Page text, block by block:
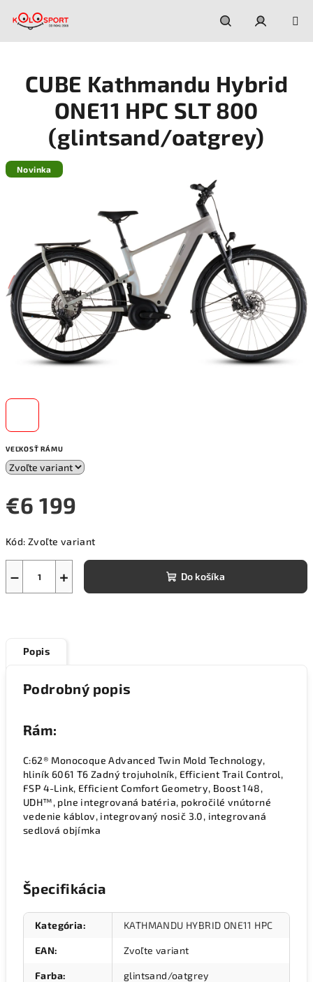
Hľadať
VEĽKOSŤ RÁMU
€6 199
cena:
Kód: Zvoľte variant
+
− Do košíka
CUBE Kathmandu Hybrid
ONE11 HPC SLT 800
(glintsand/oatgrey)
Novinka
Popis
Podrobný popis
Rám:
C:62® Monocoque Advanced Twin Mold Technology,
hliník 6061 T6 Zadný trojuholník, Efficient Trail Control,
FSP 4-Link, Efficient Comfort Geometry, Boost 148,
UDH™, plne integrovaná batéria, pokročilé vnútorné
vedenie káblov, integrovaný nosič 3.0, integrovaná
sedlová objímka
Špecifikácia
Kategória: KATHMANDU HYBRID ONE11 HPC
EAN: Zvoľte variant
Farba: glintsand/oatgrey